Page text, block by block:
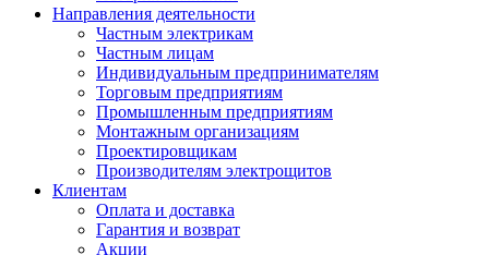
Направления деятельности
Частным электрикам
Частным лицам
Индивидуальным предпринимателям
Торговым предприятиям
Промышленным предприятиям
Монтажным организациям
Проектировщикам
Производителям электрощитов
Клиентам
Оплата и доставка
Гарантия и возврат
Акции